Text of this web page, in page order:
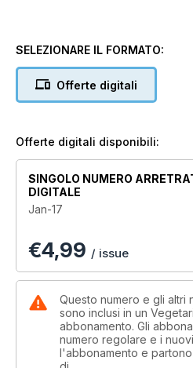
SELEZIONARE IL FORMATO:
Offerte digitali
Offerte digitali disponibili:
SINGOLO NUMERO
DIGITALE
Jan-17
€4,99 / issue
Questo numero e gli altri
sono inclusi in un
abbonamento. Gli
numero regolare e i
l'abbonamento e